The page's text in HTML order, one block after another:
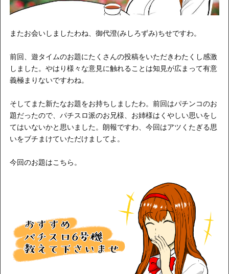
またお会いしましたわね、御代澄(みしろずみ)ちせですわ。
前回、遊タイムのお題にたくさんの投稿をいただきわたくし感激
しました。やはり様々な意見に触れることは知見が広まって有意
義極まりないですわね。
そしてまた新たなお題をお持ちしましたわ。前回はパチンコのお
題だったので、パチスロ派のお兄様、お姉様はくやしい思いをし
てはいないかと思いました。朗報ですわ、今回はアツくたぎる思
いをブチまけていただけましてよ。
今回のお題はこちら。